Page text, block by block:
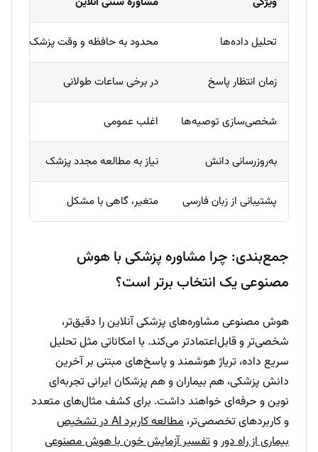
تحلیل داده‌ها محدود به حافظه و وقت پزشک
زمان انتظار پاسخ در برخی ساعات طولانی
شخصی‌سازی توصیه‌ها اغلب عمومی
به‌روزرسانی دانش نیاز به مطالعه مجدد پزشک
پشتیبانی از زبان فارسی متغیر، گاهی با مشکل
جمع‌بندی: چرا مشاوره پزشکی با هوش
مصنوعی یک انتخاب برتر است؟
هوش مصنوعی مشاوره‌های پزشکی آنلاین را دقیق‌تر،
شخصی‌تر و قابل‌اعتمادتر می‌کند. با امکاناتی مثل تحلیل
سریع داده، تریاژ هوشمند و پاسخ‌های مبتنی بر آخرین
دانش پزشکی، هم بیماران و هم پزشکان ایرانی تجربه‌ای
نوین و حرفه‌ای خواهند داشت. برای کشف مثال‌های متعدد
و کاربردهای تخصصی‌تر،
مطالعه کاربرد AI در تشخیص
بیماری از راه دوروتفسیر آزمایش خون با هوش مصنوعی